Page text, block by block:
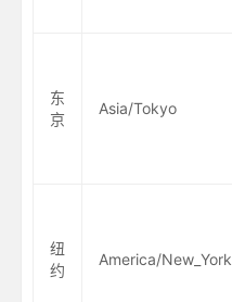
东
京
Asia/Tokyo
纽
约
America/New_York